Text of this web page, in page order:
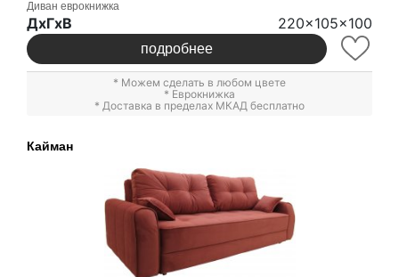
Диван еврокнижка
ДxГxВ 220x105x100
подробнее
* Можем сделать в любом цвете
* Еврокнижка
* Доставка в пределах МКАД бесплатно
Кайман